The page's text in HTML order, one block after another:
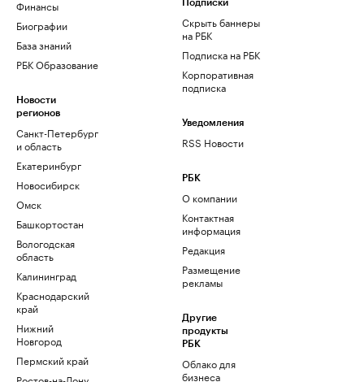
Финансы
Биографии
База знаний
РБК Образование
Новости
регионов
Санкт-Петербург
и область
Екатеринбург
Новосибирск
Омск
Башкортостан
Вологодская
область
Калининград
Краснодарский
край
Нижний
Новгород
Пермский край
Подписки
Скрыть баннеры
на РБК
Подписка на РБК
Корпоративная
подписка
Уведомления
RSS Новости
РБК
О компании
Контактная
информация
Редакция
Размещение
рекламы
Другие
продукты
РБК
Облако для
бизнеса